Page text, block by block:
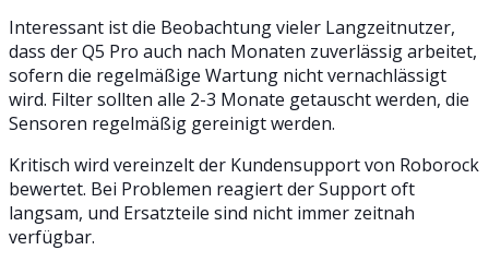
Interessant ist die Beobachtung vieler Langzeitnutzer,
dass der Q5 Pro auch nach Monaten zuverlässig arbeitet,
sofern die regelmäßige Wartung nicht vernachlässigt
wird. Filter sollten alle 2-3 Monate getauscht werden, die
Sensoren regelmäßig gereinigt werden.
Kritisch wird vereinzelt der Kundensupport von Roborock
bewertet. Bei Problemen reagiert der Support oft
langsam, und Ersatzteile sind nicht immer zeitnah
verfügbar.